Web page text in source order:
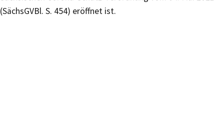
(SächsGVBl. S. 454) eröffnet ist.